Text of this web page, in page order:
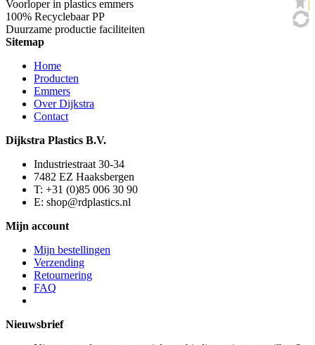
Voorloper in plastics emmers
100% Recyclebaar PP
Duurzame productie faciliteiten
Sitemap
Home
Producten
Emmers
Over Dijkstra
Contact
Dijkstra Plastics B.V.
Industriestraat 30-34
7482 EZ Haaksbergen
T: +31 (0)85 006 30 90
E: shop@rdplastics.nl
Mijn account
Mijn bestellingen
Verzending
Retournering
FAQ
Nieuwsbrief